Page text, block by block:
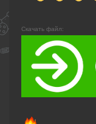
Скачать файл: